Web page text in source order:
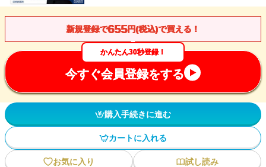
新規登録で655円(税込)で買える！
かんたん30秒登録！
今すぐ会員登録をする
購入手続きに進む
カートに入れる
お気に入り 試し読み